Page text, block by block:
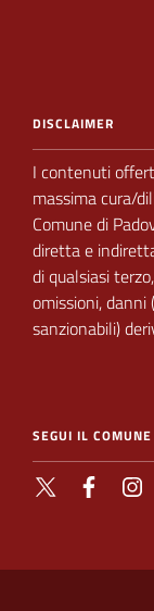
DISCLAIMER
I contenuti
massima cura/
Comune di
diretta e
di qualsiasi
omissioni,
sanzionabili)
SEGUI IL
Facebook